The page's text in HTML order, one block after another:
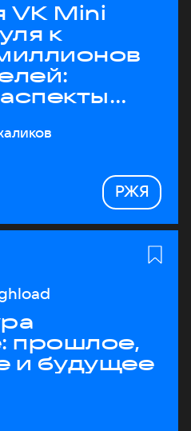
VK Mini
к
РЖЯ
прошлое,
и будущее